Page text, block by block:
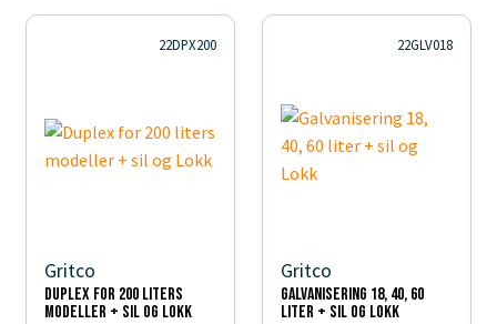
22DPX200
Gritco
Duplex for 200 liters
modeller + sil og Lokk
22GLV018
Gritco
Galvanisering 18, 40, 60
liter + sil og Lokk